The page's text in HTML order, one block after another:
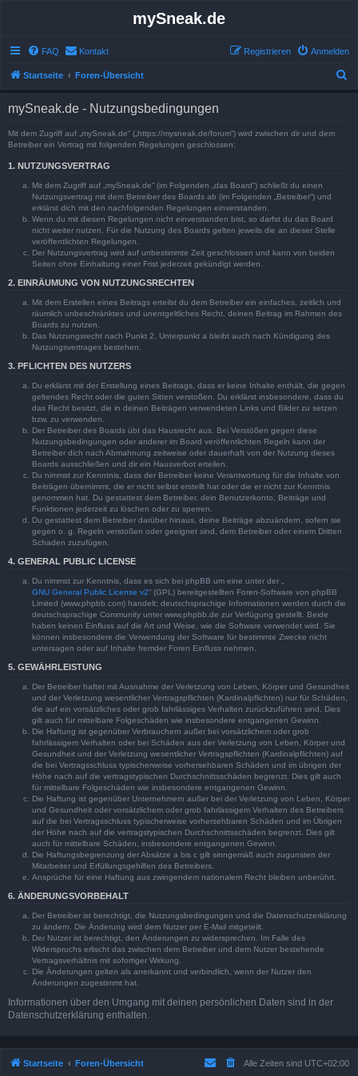
mySneak.de
FAQ Kontakt Anmelden
Registrieren
Startseite Foren-Übersicht
mySneak.de - Nutzungsbedingungen
Mit dem Zugriff auf „mySneak.de“ („https://mysneak.de/forum“) wird zwischen dir und dem
Betreiber ein Vertrag mit folgenden Regelungen geschlossen:
1. NUTZUNGSVERTRAG
Mit dem Zugriff auf „mySneak.de“ (im Folgenden „das Board“) schließt du einen
Nutzungsvertrag mit dem Betreiber des Boards ab (im Folgenden „Betreiber“) und
erklärst dich mit den nachfolgenden Regelungen einverstanden.
Wenn du mit diesen Regelungen nicht einverstanden bist, so darfst du das Board
nicht weiter nutzen. Für die Nutzung des Boards gelten jeweils die an dieser Stelle
veröffentlichten Regelungen.
Der Nutzungsvertrag wird auf unbestimmte Zeit geschlossen und kann von beiden
Seiten ohne Einhaltung einer Frist jederzeit gekündigt werden.
2. EINRÄUMUNG VON NUTZUNGSRECHTEN
Mit dem Erstellen eines Beitrags erteilst du dem Betreiber ein einfaches, zeitlich und
räumlich unbeschränktes und unentgeltliches Recht, deinen Beitrag im Rahmen des
Boards zu nutzen.
Das Nutzungsrecht nach Punkt 2, Unterpunkt a bleibt auch nach Kündigung des
Nutzungsvertrages bestehen.
3. PFLICHTEN DES NUTZERS
Du erklärst mit der Erstellung eines Beitrags, dass er keine Inhalte enthält, die gegen
geltendes Recht oder die guten Sitten verstoßen. Du erklärst insbesondere, dass du
das Recht besitzt, die in deinen Beiträgen verwendeten Links und Bilder zu setzen
bzw. zu verwenden.
Der Betreiber des Boards übt das Hausrecht aus. Bei Verstößen gegen diese
Nutzungsbedingungen oder anderer im Board veröffentlichten Regeln kann der
Betreiber dich nach Abmahnung zeitweise oder dauerhaft von der Nutzung dieses
Boards ausschließen und dir ein Hausverbot erteilen.
Du nimmst zur Kenntnis, dass der Betreiber keine Verantwortung für die Inhalte von
Beiträgen übernimmt, die er nicht selbst erstellt hat oder die er nicht zur Kenntnis
genommen hat. Du gestattest dem Betreiber, dein Benutzerkonto, Beiträge und
Funktionen jederzeit zu löschen oder zu sperren.
Du gestattest dem Betreiber darüber hinaus, deine Beiträge abzuändern, sofern sie
gegen o. g. Regeln verstoßen oder geeignet sind, dem Betreiber oder einem Dritten
Schaden zuzufügen.
4. GENERAL PUBLIC LICENSE
Du nimmst zur Kenntnis, dass es sich bei phpBB um eine unter der „
GNU General Public License v2“ (GPL) bereitgestellten Foren-Software von phpBB
Limited (www.phpbb.com) handelt; deutschsprachige Informationen werden durch die
deutschsprachige Community unter www.phpbb.de zur Verfügung gestellt. Beide
haben keinen Einfluss auf die Art und Weise, wie die Software verwendet wird. Sie
können insbesondere die Verwendung der Software für bestimmte Zwecke nicht
untersagen oder auf Inhalte fremder Foren Einfluss nehmen.
5. GEWÄHRLEISTUNG
Der Betreiber haftet mit Ausnahme der Verletzung von Leben, Körper und Gesundheit
und der Verletzung wesentlicher Vertragspflichten (Kardinalpflichten) nur für Schäden,
die auf ein vorsätzliches oder grob fahrlässiges Verhalten zurückzuführen sind. Dies
gilt auch für mittelbare Folgeschäden wie insbesondere entgangenen Gewinn.
Die Haftung ist gegenüber Verbrauchern außer bei vorsätzlichem oder grob
fahrlässigem Verhalten oder bei Schäden aus der Verletzung von Leben, Körper und
Gesundheit und der Verletzung wesentlicher Vertragspflichten (Kardinalpflichten) auf
die bei Vertragsschluss typischerweise vorhersehbaren Schäden und im übrigen der
Höhe nach auf die vertragstypischen Durchschnittsschäden begrenzt. Dies gilt auch
für mittelbare Folgeschäden wie insbesondere entgangenen Gewinn.
Die Haftung ist gegenüber Unternehmern außer bei der Verletzung von Leben, Körper
und Gesundheit oder vorsätzlichem oder grob fahrlässigem Verhalten des Betreibers
auf die bei Vertragsschluss typischerweise vorhersehbaren Schäden und im Übrigen
der Höhe nach auf die vertragstypischen Durchschnittsschäden begrenzt. Dies gilt
auch für mittelbare Schäden, insbesondere entgangenen Gewinn.
Die Haftungsbegrenzung der Absätze a bis c gilt sinngemäß auch zugunsten der
Mitarbeiter und Erfüllungsgehilfen des Betreibers.
Ansprüche für eine Haftung aus zwingendem nationalem Recht bleiben unberührt.
6. ÄNDERUNGSVORBEHALT
Der Betreiber ist berechtigt, die Nutzungsbedingungen und die Datenschutzerklärung
zu ändern. Die Änderung wird dem Nutzer per E-Mail mitgeteilt.
Der Nutzer ist berechtigt, den Änderungen zu widersprechen. Im Falle des
Widerspruchs erlischt das zwischen dem Betreiber und dem Nutzer bestehende
Vertragsverhältnis mit sofortiger Wirkung.
Die Änderungen gelten als anerkannt und verbindlich, wenn der Nutzer den
Änderungen zugestimmt hat.
Informationen über den Umgang mit deinen persönlichen Daten sind in der
Datenschutzerklärung enthalten.
Startseite Foren-Übersicht Alle Zeiten sind UTC+02:00